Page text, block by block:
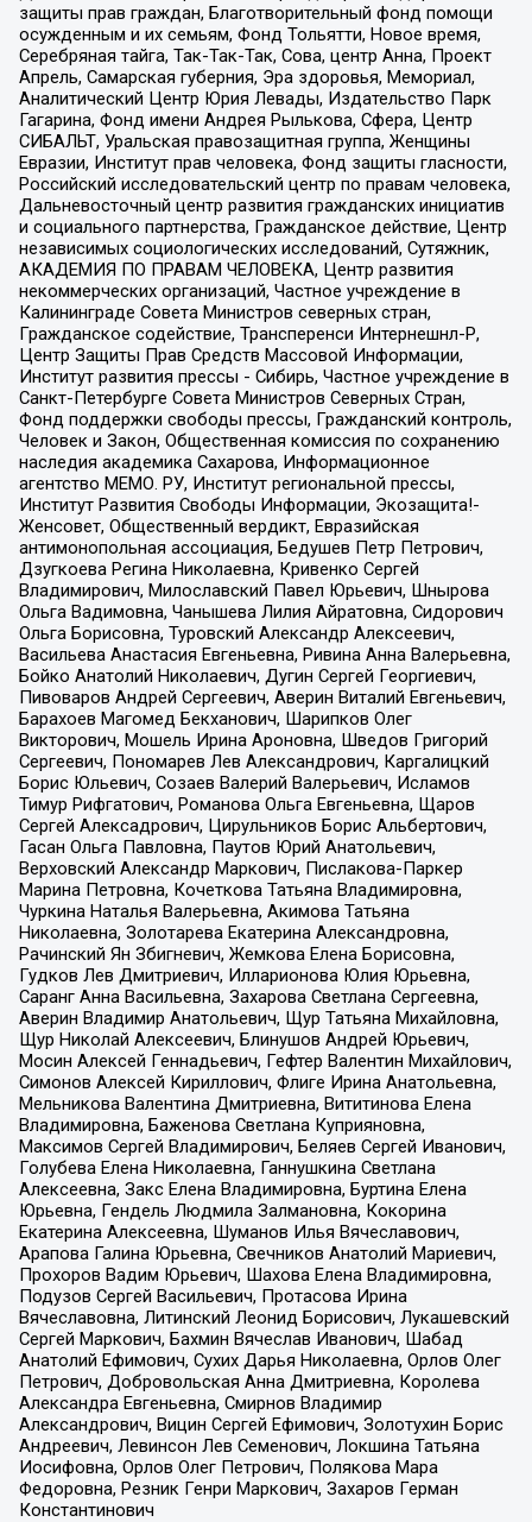
защиты прав граждан, Благотворительный фонд помощи
осужденным и их семьям, Фонд Тольятти, Новое время,
Серебряная тайга, Так-Так-Так, Сова, центр Анна, Проект
Апрель, Самарская губерния, Эра здоровья, Мемориал,
Аналитический Центр Юрия Левады, Издательство Парк
Гагарина, Фонд имени Андрея Рылькова, Сфера, Центр
СИБАЛЬТ, Уральская правозащитная группа, Женщины
Евразии, Институт прав человека, Фонд защиты гласности,
Российский исследовательский центр по правам человека,
Дальневосточный центр развития гражданских инициатив
и социального партнерства, Гражданское действие, Центр
независимых социологических исследований, Сутяжник,
АКАДЕМИЯ ПО ПРАВАМ ЧЕЛОВЕКА, Центр развития
некоммерческих организаций, Частное учреждение в
Калининграде Совета Министров северных стран,
Гражданское содействие, Трансперенси Интернешнл-Р,
Центр Защиты Прав Средств Массовой Информации,
Институт развития прессы - Сибирь, Частное учреждение в
Санкт-Петербурге Совета Министров Северных Стран,
Фонд поддержки свободы прессы, Гражданский контроль,
Человек и Закон, Общественная комиссия по сохранению
наследия академика Сахарова, Информационное
агентство МЕМО. РУ, Институт региональной прессы,
Институт Развития Свободы Информации, Экозащита!-
Женсовет, Общественный вердикт, Евразийская
антимонопольная ассоциация, Бедушев Петр Петрович,
Дзугкоева Регина Николаевна, Кривенко Сергей
Владимирович, Милославский Павел Юрьевич, Шнырова
Ольга Вадимовна, Чанышева Лилия Айратовна, Сидорович
Ольга Борисовна, Туровский Александр Алексеевич,
Васильева Анастасия Евгеньевна, Ривина Анна Валерьевна,
Бойко Анатолий Николаевич, Дугин Сергей Георгиевич,
Пивоваров Андрей Сергеевич, Аверин Виталий Евгеньевич,
Барахоев Магомед Бекханович, Шарипков Олег
Викторович, Мошель Ирина Ароновна, Шведов Григорий
Сергеевич, Пономарев Лев Александрович, Каргалицкий
Борис Юльевич, Созаев Валерий Валерьевич, Исламов
Тимур Рифгатович, Романова Ольга Евгеньевна, Щаров
Сергей Алексадрович, Цирульников Борис Альбертович,
Гасан Ольга Павловна, Паутов Юрий Анатольевич,
Верховский Александр Маркович, Пислакова-Паркер
Марина Петровна, Кочеткова Татьяна Владимировна,
Чуркина Наталья Валерьевна, Акимова Татьяна
Николаевна, Золотарева Екатерина Александровна,
Рачинский Ян Збигневич, Жемкова Елена Борисовна,
Гудков Лев Дмитриевич, Илларионова Юлия Юрьевна,
Саранг Анна Васильевна, Захарова Светлана Сергеевна,
Аверин Владимир Анатольевич, Щур Татьяна Михайловна,
Щур Николай Алексеевич, Блинушов Андрей Юрьевич,
Мосин Алексей Геннадьевич, Гефтер Валентин Михайлович,
Симонов Алексей Кириллович, Флиге Ирина Анатольевна,
Мельникова Валентина Дмитриевна, Вититинова Елена
Владимировна, Баженова Светлана Куприяновна,
Максимов Сергей Владимирович, Беляев Сергей Иванович,
Голубева Елена Николаевна, Ганнушкина Светлана
Алексеевна, Закс Елена Владимировна, Буртина Елена
Юрьевна, Гендель Людмила Залмановна, Кокорина
Екатерина Алексеевна, Шуманов Илья Вячеславович,
Арапова Галина Юрьевна, Свечников Анатолий Мариевич,
Прохоров Вадим Юрьевич, Шахова Елена Владимировна,
Подузов Сергей Васильевич, Протасова Ирина
Вячеславовна, Литинский Леонид Борисович, Лукашевский
Сергей Маркович, Бахмин Вячеслав Иванович, Шабад
Анатолий Ефимович, Сухих Дарья Николаевна, Орлов Олег
Петрович, Добровольская Анна Дмитриевна, Королева
Александра Евгеньевна, Смирнов Владимир
Александрович, Вицин Сергей Ефимович, Золотухин Борис
Андреевич, Левинсон Лев Семенович, Локшина Татьяна
Иосифовна, Орлов Олег Петрович, Полякова Мара
Федоровна, Резник Генри Маркович, Захаров Герман
Константинович